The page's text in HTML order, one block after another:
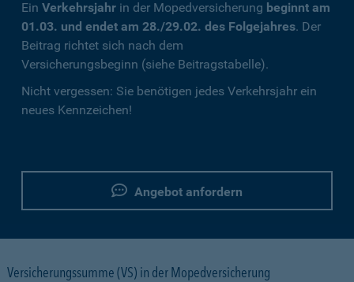
Ein Verkehrsjahr in der Mopedversicherung beginnt am
01.03. und endet am 28./29.02. des Folgejahres. Der
Beitrag richtet sich nach dem
Versicherungsbeginn (siehe Beitragstabelle).
Nicht vergessen: Sie benötigen jedes Verkehrsjahr ein
neues Kennzeichen!
Angebot anfordern
Versicherungssumme (VS) in der Mopedversicherung